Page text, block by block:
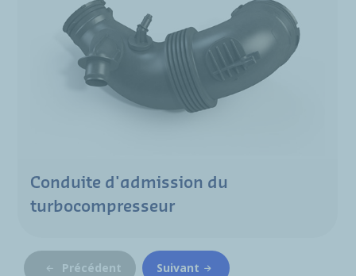
Conduite d'admission du
turbocompresseur
Précédent Suivant